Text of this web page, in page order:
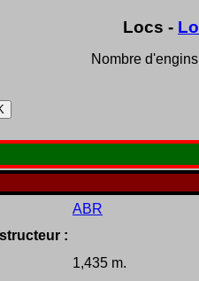
Locs -
Nombre
ABR
:
1,435 m.